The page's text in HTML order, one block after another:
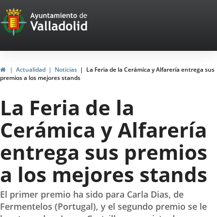
Portal
Web
del
Ayuntamiento
de
Valladolid
InicioActualidad Noticias
La Feria de la Cerámica y Alfarería entrega sus
premios a los mejores stands
La Feria de la
Cerámica y Alfarería
entrega sus premios
a los mejores stands
El primer premio ha sido para Carla Dias, de
Fermentelos (Portugal), y el segundo premio se le